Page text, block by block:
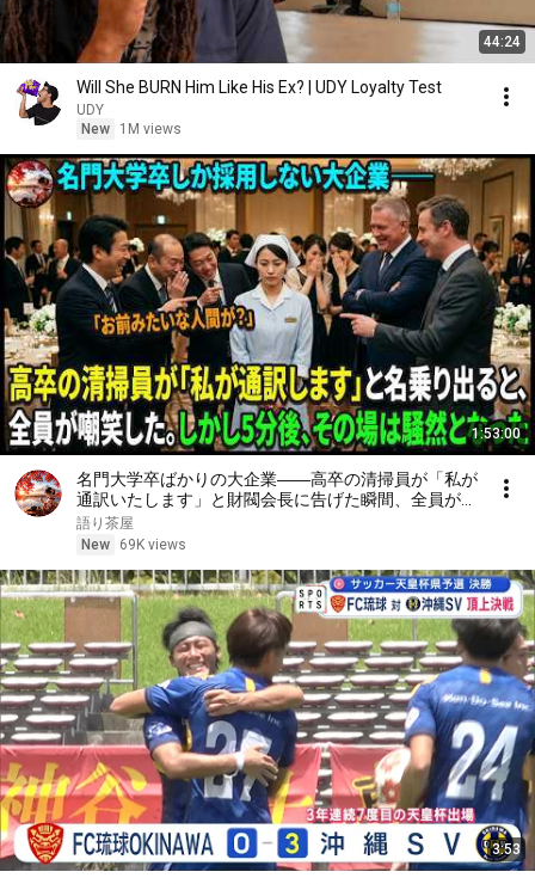
44:24
Will She BURN Him Like His Ex? | UDY Loyalty Test
UDY
New
1M views
1:53:00
名門大学卒ばかりの大企業――高卒の清掃員が「私が
通訳いたします」と財閥会長に告げた瞬間、全員が嘲
笑した。しかし5分後、その場は静まり返った。#動
エピソード#老後の物語 #家族の物語
語り茶屋
New
69K views
3:53